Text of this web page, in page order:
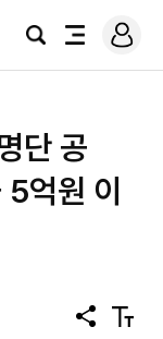
검
전
로
그
단 공
억원 이
공
텍